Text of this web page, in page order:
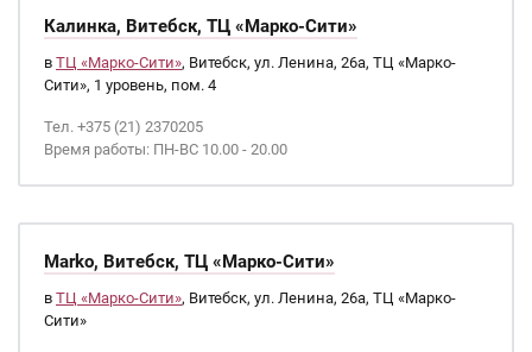
Калинка, Витебск, ТЦ «Марко-Сити»
в ТЦ «Марко-Сити», Витебск, ул. Ленина, 26а, ТЦ «Марко-
Сити», 1 уровень, пом. 4
Тел. +375 (21) 2370205
Время работы: ПН-ВС 10.00 - 20.00
Marko, Витебск, ТЦ «Марко-Сити»
в ТЦ «Марко-Сити», Витебск, ул. Ленина, 26а, ТЦ «Марко-
Сити»